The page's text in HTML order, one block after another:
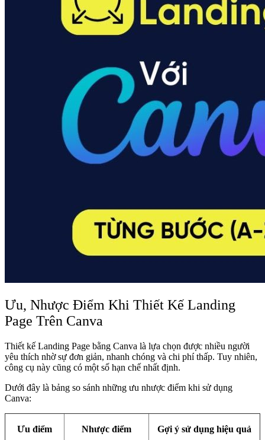
Ưu, Nhược Điểm Khi Thiết Kế Landing
Page Trên Canva
Thiết kế Landing Page bằng Canva là lựa chọn được nhiều người
yêu thích nhờ sự đơn giản, nhanh chóng và chi phí thấp. Tuy nhiên,
công cụ này cũng có một số hạn chế nhất định.
Dưới đây là bảng so sánh những ưu nhược điểm khi sử dụng
Canva:
Ưu điểm Nhược điểm Gợi ý sử dụng hiệu quả